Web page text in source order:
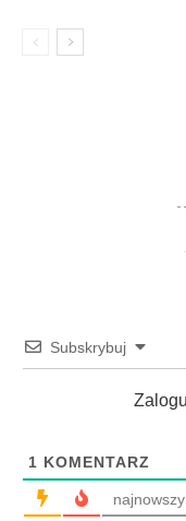
Subskrybuj
1 KOMENTARZ
najnowszy